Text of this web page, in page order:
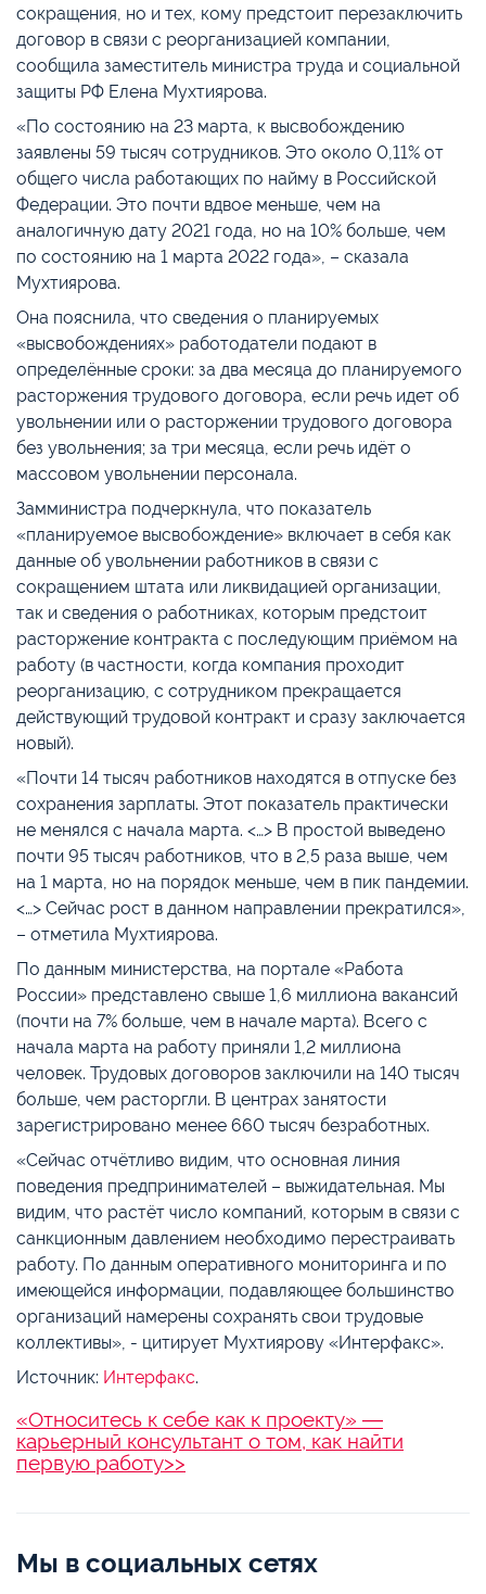
сокращения, но и тех, кому предстоит перезаключить
договор в связи с реорганизацией компании,
сообщила заместитель министра труда и социальной
защиты РФ Елена Мухтиярова.
«По состоянию на 23 марта, к высвобождению
заявлены 59 тысяч сотрудников. Это около 0,11% от
общего числа работающих по найму в Российской
Федерации. Это почти вдвое меньше, чем на
аналогичную дату 2021 года, но на 10% больше, чем
по состоянию на 1 марта 2022 года», – сказала
Мухтиярова.
Она пояснила, что сведения о планируемых
«высвобождениях» работодатели подают в
определённые сроки: за два месяца до планируемого
расторжения трудового договора, если речь идет об
увольнении или о расторжении трудового договора
без увольнения; за три месяца, если речь идёт о
массовом увольнении персонала.
Замминистра подчеркнула, что показатель
«планируемое высвобождение» включает в себя как
данные об увольнении работников в связи с
сокращением штата или ликвидацией организации,
так и сведения о работниках, которым предстоит
расторжение контракта с последующим приёмом на
работу (в частности, когда компания проходит
реорганизацию, с сотрудником прекращается
действующий трудовой контракт и сразу заключается
новый).
«Почти 14 тысяч работников находятся в отпуске без
сохранения зарплаты. Этот показатель практически
не менялся с начала марта. <…> В простой выведено
почти 95 тысяч работников, что в 2,5 раза выше, чем
на 1 марта, но на порядок меньше, чем в пик пандемии.
<…> Сейчас рост в данном направлении прекратился»,
– отметила Мухтиярова.
По данным министерства, на портале «Работа
России» представлено свыше 1,6 миллиона вакансий
(почти на 7% больше, чем в начале марта). Всего с
начала марта на работу приняли 1,2 миллиона
человек. Трудовых договоров заключили на 140 тысяч
больше, чем расторгли. В центрах занятости
зарегистрировано менее 660 тысяч безработных.
«Сейчас отчётливо видим, что основная линия
поведения предпринимателей – выжидательная. Мы
видим, что растёт число компаний, которым в связи с
санкционным давлением необходимо перестраивать
работу. По данным оперативного мониторинга и по
имеющейся информации, подавляющее большинство
организаций намерены сохранять свои трудовые
коллективы», - цитирует Мухтиярову «Интерфакс».
Источник: Интерфакс.
«Относитесь к себе как к проекту» ―
карьерный консультант о том, как найти
первую работу>>
Мы в социальных сетях